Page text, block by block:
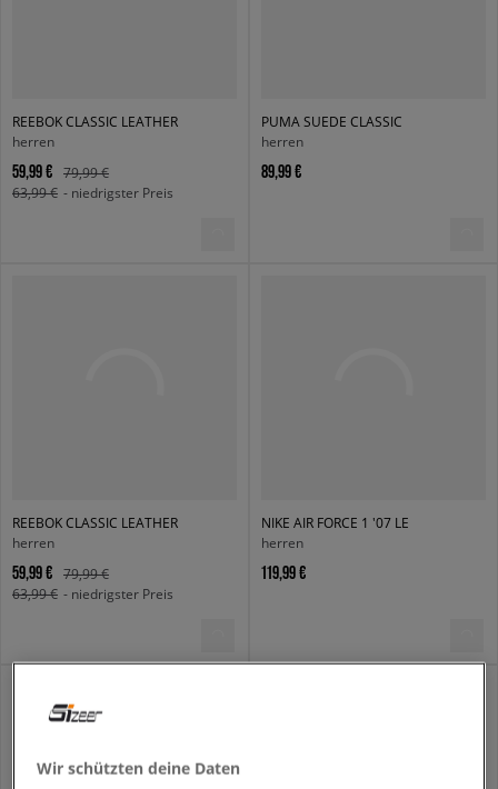
REEBOK CLASSIC LEATHER
herren
59,99 €
79,99 €
63,99 € - niedrigster Preis
PUMA SUEDE CLASSIC
herren
89,99 €
REEBOK CLASSIC LEATHER
herren
59,99 €
79,99 €
63,99 € - niedrigster Preis
NIKE AIR FORCE 1 '07 LE
herren
119,99 €
Wir schützten deine Daten